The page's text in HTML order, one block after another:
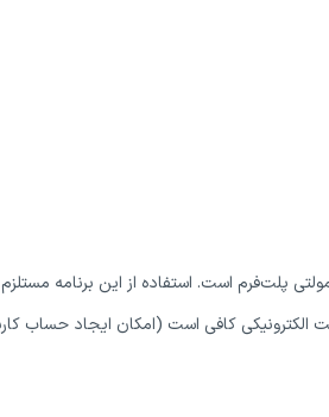
پلت‌فرم است. استفاده از این برنامه
کافی است (امکان ایجاد حساب